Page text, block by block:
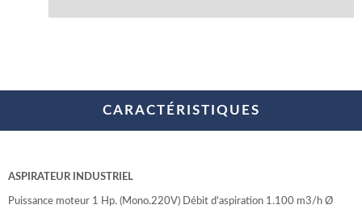
CARACTÉRISTIQUES
ASPIRATEUR INDUSTRIEL
Puissance moteur 1 Hp. (Mono.220V) Débit d'aspiration 1.100 m3/h Ø